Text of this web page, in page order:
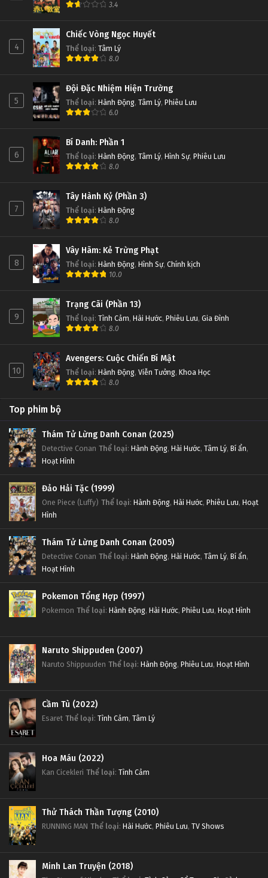
3.4
4
Chiếc Vòng Ngọc Huyết
Thể loại: Tâm Lý
8.0
5
Đội Đặc Nhiệm Hiện Trường
Thể loại: Hành Động, Tâm Lý, Phiêu Lưu
6.0
6
Bí Danh: Phần 1
Thể loại: Hành Động, Tâm Lý, Hình Sự, Phiêu Lưu
8.0
7
Tây Hành Kỷ (Phần 3)
Thể loại: Hành Động
8.0
8
Vây Hãm: Kẻ Trừng Phạt
Thể loại: Hành Động, Hình Sự, Chính kịch
10.0
9
Trạng Cãi (Phần 13)
Thể loại: Tình Cảm, Hài Hước, Phiêu Lưu, Gia Đình
8.0
10
Avengers: Cuộc Chiến Bí Mật
Thể loại: Hành Động, Viễn Tưởng, Khoa Học
8.0
Top phim bộ
Thám Tử Lừng Danh Conan (2025)
Detective Conan Thể loại: Hành Động, Hài Hước, Tâm Lý, Bí ẩn,
Hoạt Hình
Đảo Hải Tặc (1999)
One Piece (Luffy) Thể loại: Hành Động, Hài Hước, Phiêu Lưu, Hoạt
Hình
Thám Tử Lừng Danh Conan (2005)
Detective Conan Thể loại: Hành Động, Hài Hước, Tâm Lý, Bí ẩn,
Hoạt Hình
Pokemon Tổng Hợp (1997)
Pokemon Thể loại: Hành Động, Hài Hước, Phiêu Lưu, Hoạt Hình
Naruto Shippuden (2007)
Naruto Shippuuden Thể loại: Hành Động, Phiêu Lưu, Hoạt Hình
Cầm Tù (2022)
Esaret Thể loại: Tình Cảm, Tâm Lý
Hoa Máu (2022)
Kan Cicekleri Thể loại: Tình Cảm
Thử Thách Thần Tượng (2010)
RUNNING MAN Thể loại: Hài Hước, Phiêu Lưu, TV Shows
Minh Lan Truyện (2018)